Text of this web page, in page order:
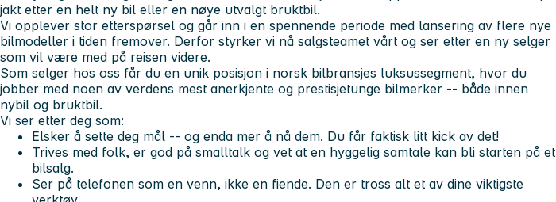
jakt etter en helt ny bil eller en nøye utvalgt bruktbil.
Vi opplever stor etterspørsel og går inn i en spennende periode med lansering av flere nye
bilmodeller i tiden fremover. Derfor styrker vi nå salgsteamet vårt og ser etter en ny selger
som vil være med på reisen videre.
Som selger hos oss får du en unik posisjon i norsk bilbransjes luksussegment, hvor du
jobber med noen av verdens mest anerkjente og prestisjetunge bilmerker -- både innen
nybil og bruktbil.
Vi ser etter deg som:
Elsker å sette deg mål -- og enda mer å nå dem. Du får faktisk litt kick av det!
Trives med folk, er god på smalltalk og vet at en hyggelig samtale kan bli starten på et
bilsalg.
Ser på telefonen som en venn, ikke en fiende. Den er tross alt et av dine viktigste